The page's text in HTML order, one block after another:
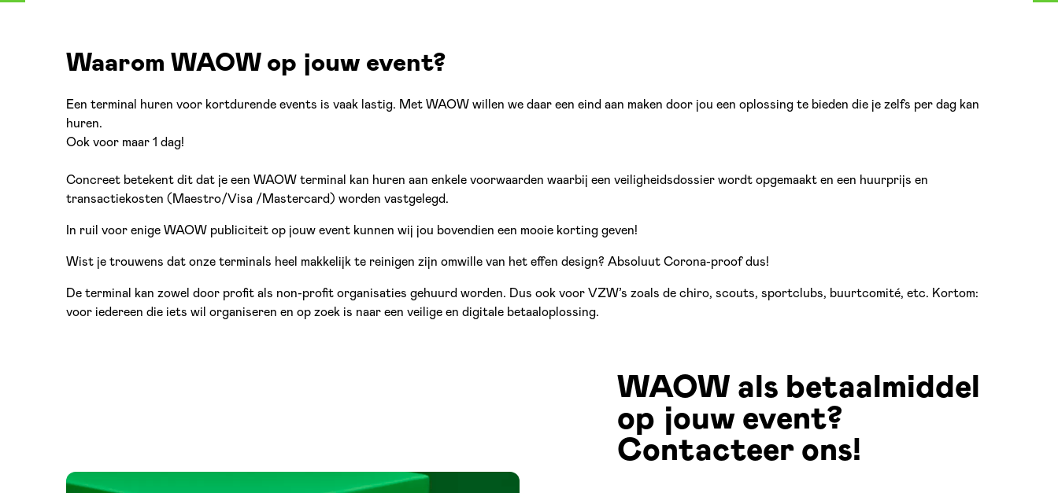
Waarom WAOW op jouw event?
Een terminal huren voor kortdurende events is vaak lastig. Met WAOW willen we daar een eind aan maken door jou een oplossing te bieden die je zelfs per dag kan
huren.
Ook voor maar 1 dag!
Concreet betekent dit dat je een WAOW terminal kan huren aan enkele voorwaarden waarbij een veiligheidsdossier wordt opgemaakt en een huurprijs en
transactiekosten (Maestro/Visa /Mastercard) worden vastgelegd.
In ruil voor enige WAOW publiciteit op jouw event kunnen wij jou bovendien een mooie korting geven!
Wist je trouwens dat onze terminals heel makkelijk te reinigen zijn omwille van het effen design? Absoluut Corona-proof dus!
De terminal kan zowel door profit als non-profit organisaties gehuurd worden. Dus ook voor VZW’s zoals de chiro, scouts, sportclubs, buurtcomité, etc. Kortom:
voor iedereen die iets wil organiseren en op zoek is naar een veilige en digitale betaaloplossing.
WAOW als betaalmiddel
op jouw event?
Contacteer ons!